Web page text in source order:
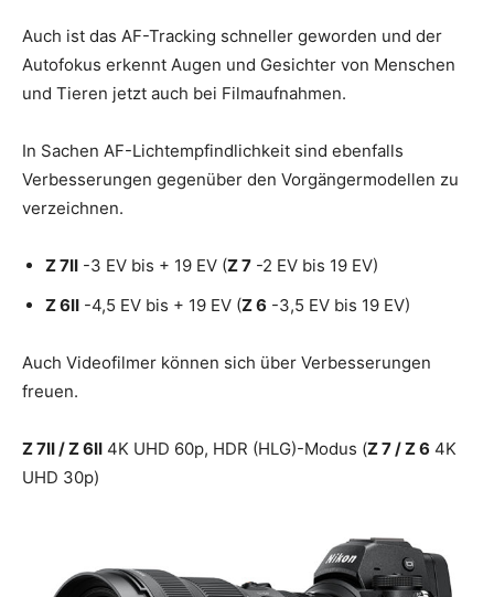
Auch ist das AF-Tracking schneller geworden und der
Autofokus erkennt Augen und Gesichter von Menschen
und Tieren jetzt auch bei Filmaufnahmen.
In Sachen AF-Lichtempfindlichkeit sind ebenfalls
Verbesserungen gegenüber den Vorgängermodellen zu
verzeichnen.
Z 7II -3 EV bis + 19 EV (Z 7 -2 EV bis 19 EV)
Z 6II -4,5 EV bis + 19 EV (Z 6 -3,5 EV bis 19 EV)
Auch Videofilmer können sich über Verbesserungen
freuen.
Z 7II / Z 6II 4K UHD 60p, HDR (HLG)-Modus (Z 7 / Z 6 4K
UHD 30p)